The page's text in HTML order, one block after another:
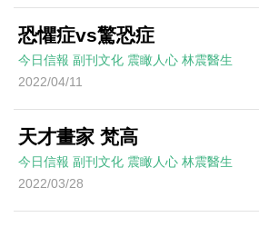
恐懼症vs驚恐症
今日信報 副刊文化 震瞰人心 林震醫生
2022/04/11
天才畫家 梵高
今日信報 副刊文化 震瞰人心 林震醫生
2022/03/28